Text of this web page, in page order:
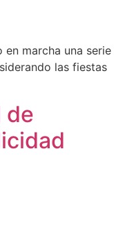
marcha una serie
las fiestas
de